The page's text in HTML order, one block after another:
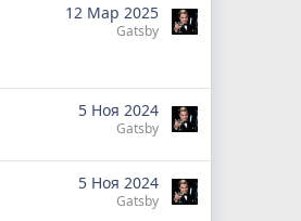
12 Мар 2025
Gatsby
5 Ноя 2024
Gatsby
5 Ноя 2024
Gatsby